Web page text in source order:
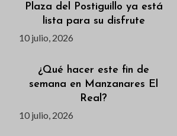
Plaza del Postiguillo ya está
lista para su disfrute
10 julio, 2026
¿Qué hacer este fin de
semana en Manzanares El
Real?
10 julio, 2026